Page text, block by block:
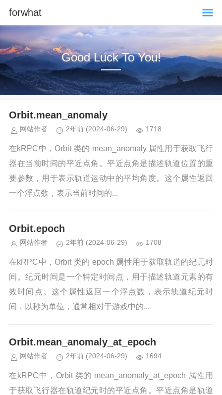
forwhat
Good Luck To You!
Orbit.mean_anomaly
网站作者 2年前 (2024-06-29) 1718
在kRPC中，Orbit 类的 mean_anomaly 属性用于获取飞行
器在当前时间的平近点角。平近点角是描述轨道位置的重
要参数，用于表示轨道运动中的平均角度。这个属性返回
一个浮点数，表示当前时间的...
Orbit.epoch
网站作者 2年前 (2024-06-29) 1708
在kRPC中，Orbit 类的 epoch 属性用于获取轨道的纪元时
间。纪元时间是一个特定时间点，用于描述轨道元素的有
效时间点。这个属性返回一个浮点数，表示轨道纪元时
间，以秒为单位，通常相对于游戏中的...
Orbit.mean_anomaly_at_epoch
网站作者 2年前 (2024-06-29) 1694
在kRPC中，Orbit 类的 mean_anomaly_at_epoch 属性用
于获取飞行器在轨道纪元时的平近点角。平近点角是轨道